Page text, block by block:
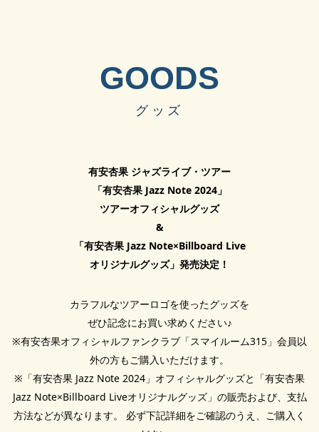
SCHEDULE
TICKET
チケット
GOODS
GOODS
グッズ
有安杏果 ジャズライブ・ツアー
「有安杏果 Jazz Note 2024」
ツアーオフィシャルグッズ
&
「有安杏果 Jazz Note×Billboard Live
オリジナルグッズ」発売決定！
カラフルなツアーロゴを使ったグッズを
ぜひ記念にお買い求めください♪
※有安杏果オフィシャルファンクラブ「スマイルーム315」会員以
外の方もご購入いただけます。
※「有安杏果 Jazz Note 2024」オフィシャルグッズと「有安杏果
Jazz Note×Billboard Liveオリジナルグッズ」の販売および、支払
方法などが異なります。 必ず下記詳細をご確認のうえ、ご購入く